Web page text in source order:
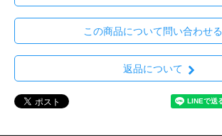
この商品について問い合わせる
返品について